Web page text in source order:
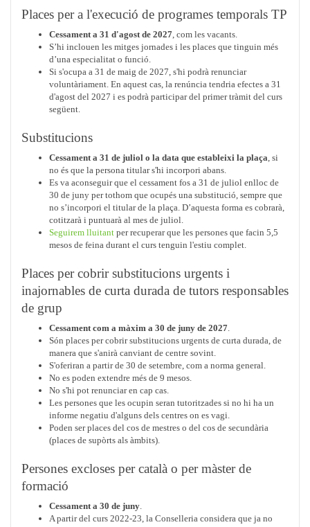
Places per a l'execució de programes temporals TP
Cessament a 31 d'agost de 2027, com les vacants.
S’hi inclouen les mitges jornades i les places que tinguin més
d’una especialitat o funció.
Si s'ocupa a 31 de maig de 2027, s'hi podrà renunciar
voluntàriament. En aquest cas, la renúncia tendria efectes a 31
d'agost del 2027 i es podrà participar del primer tràmit del curs
següent.
Substitucions
Cessament a 31 de juliol o la data que estableixi la plaça, si
no és que la persona titular s'hi incorpori abans.
Es va aconseguir que el cessament fos a 31 de juliol enlloc de
30 de juny per tothom que ocupés una substitució, sempre que
no s’incorpori el titular de la plaça. D’aquesta forma es cobrarà,
cotitzarà i puntuarà al mes de juliol.
Seguirem lluitant per recuperar que les persones que facin 5,5
mesos de feina durant el curs tenguin l'estiu complet.
Places per cobrir substitucions urgents i
inajornables de curta durada de tutors responsables
de grup
Cessament com a màxim a 30 de juny de 2027.
Són places per cobrir substitucions urgents de curta durada, de
manera que s'anirà canviant de centre sovint.
S'oferiran a partir de 30 de setembre, com a norma general.
No es poden extendre més de 9 mesos.
No s'hi pot renunciar en cap cas.
Les persones que les ocupin seran tutoritzades si no hi ha un
informe negatiu d'alguns dels centres on es vagi.
Poden ser places del cos de mestres o del cos de secundària
(places de supòrts als àmbits).
Persones excloses per català o per màster de
formació
Cessament a 30 de juny.
A partir del curs 2022-23, la Conselleria considera que ja no